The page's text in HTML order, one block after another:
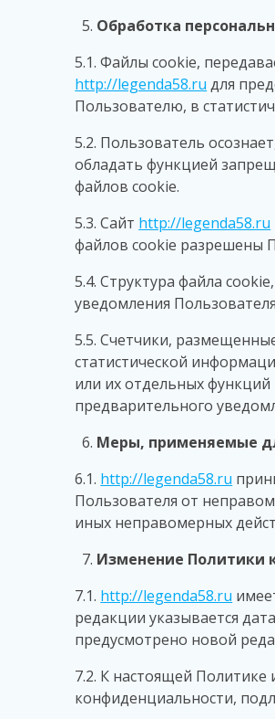
Обработка
5.1. Файлы cookie,
http://legenda58.ru для
Пользователю, в
5.2. Пользователь
обладать функцией
файлов cookie.
5.3. Сайт http://legenda58.ru
файлов cookie разрешены
5.4. Структура файла
уведомления
5.5. Счетчики,
статистической
или их отдельных функций
предварительного
Меры, применяемые
6.1. http://legenda58.ru
Пользователя от
иных неправомерных
Изменение Политики
7.1. http://legenda58.ru
редакции указывается
предусмотрено новой
7.2. К настоящей
конфиденциальности,